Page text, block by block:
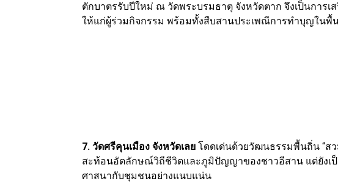
ตักบาตรรับปีใหม่ ณ วัดพระบรมธาตุ จังหวัดตาก จึงเป็นการ
ให้แก่ผู้ร่วมกิจกรรม พร้อมทั้งสืบสานประเพณีการทำบุญในพื้
7. วัดศรีคุนเมือง จังหวัดเลย โดดเด่นด้วยวัฒนธรรมพื้นถิ่น “ส
สะท้อนอัตลักษณ์วิถีชีวิตและภูมิปัญญาของชาวอีสาน แต่ยังเ
ศาสนากับชุมชนอย่างแนบแน่น